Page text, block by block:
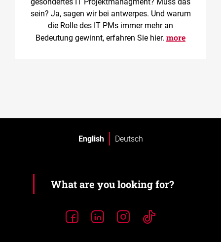
sein? Ja, sagen wir bei antwerpes. Und warum
die Rolle des IT PMs immer mehr an
Bedeutung gewinnt, erfahren Sie hier. more
English Deutsch